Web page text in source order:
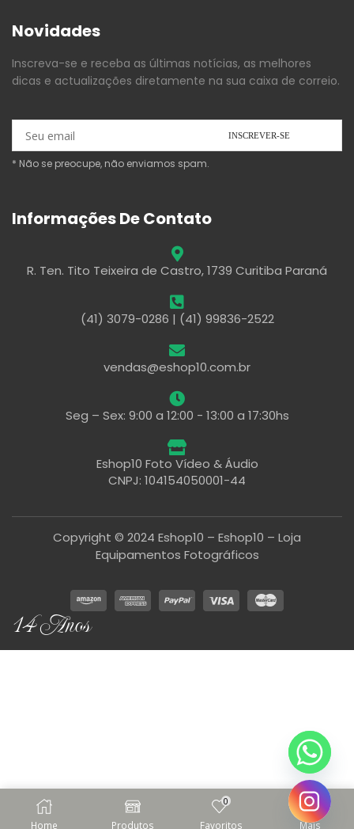
Home Produtos
0
Favoritos Mais
Novidades
Inscreva-se e receba as últimas notícias, as melhores
dicas e actualizações diretamente na sua caixa de correio.
* Não se preocupe, não enviamos spam.
Informações De Contato
R. Ten. Tito Teixeira de Castro, 1739 Curitiba Paraná
(41) 3079-0286 | (41) 99836-2522
vendas@eshop10.com.br
Seg – Sex: 9:00 a 12:00 - 13:00 a 17:30hs
Eshop10 Foto Vídeo & Áudio
CNPJ: 104154050001-44
Copyright © 2024 Eshop10 – Eshop10 – Loja
Equipamentos Fotográficos
14 Anos